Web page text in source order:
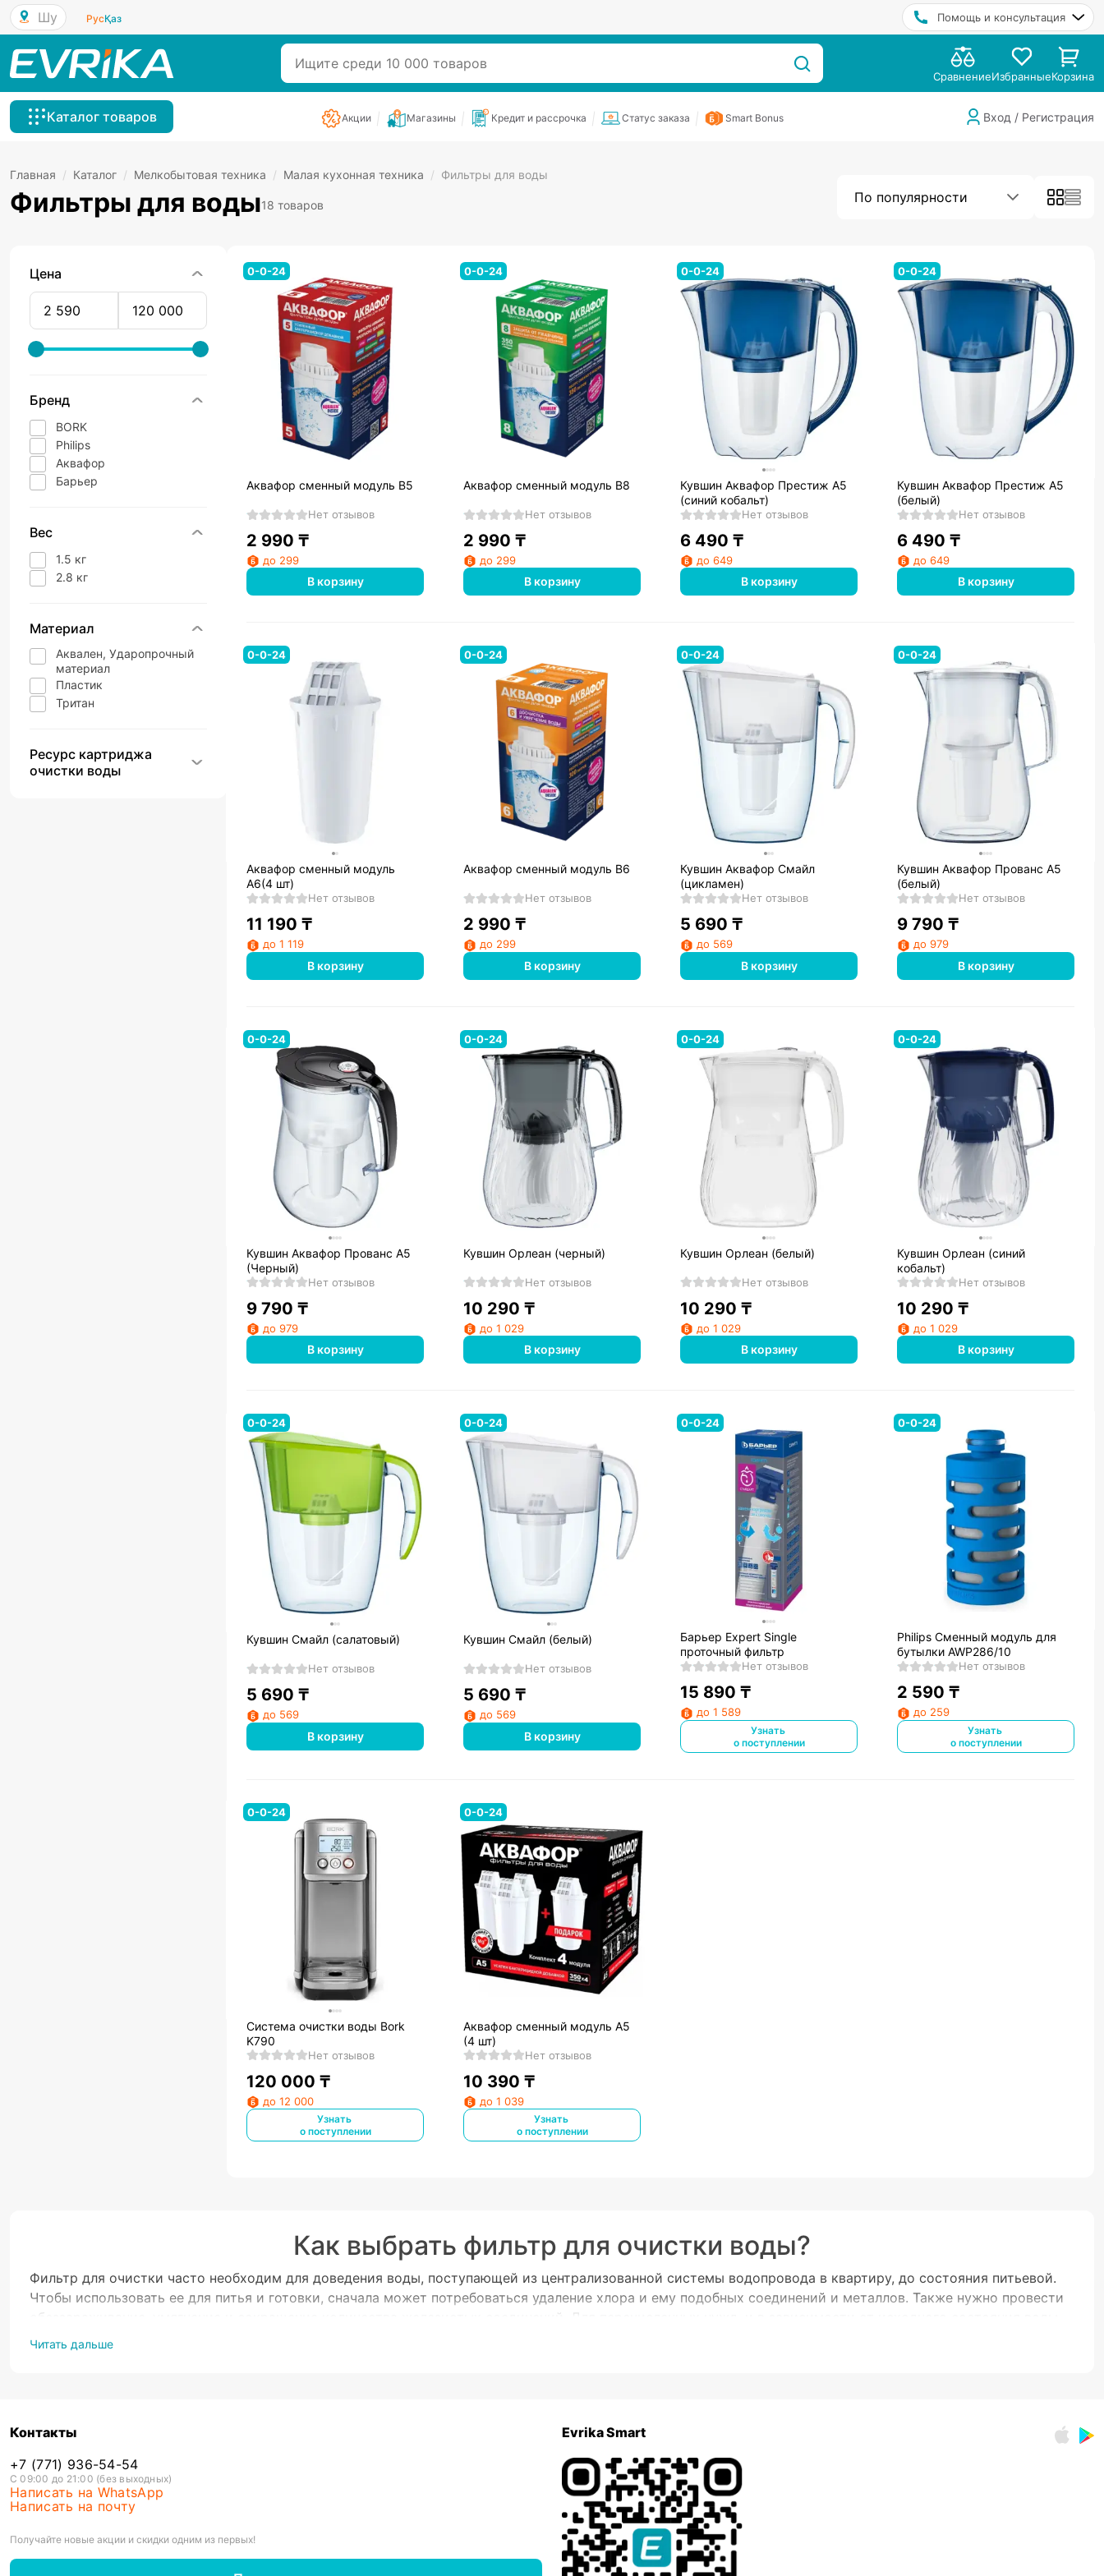
Шу РусҚаз Помощь и консультация
СравнениеИзбранныеКорзина
Каталог товаров Акции Магазины Кредит и рассрочка Статус заказа Smart Bonus Вход / Регистрация
Главная / Каталог / Мелкобытовая техника / Малая кухонная техника / Фильтры для воды
Фильтры для воды18 товаров По популярности
Цена
Бренд
BORK
Philips
Аквафор
Барьер
Вес
1.5 кг
2.8 кг
Материал
Аквален, Ударопрочный
материал
Пластик
Тритан
Ресурс картриджа
очистки воды
0-0-24
Аквафор сменный модуль B5
Нет отзывов
2 990 ₸
до 299
В корзину
0-0-24
Аквафор сменный модуль B8
Нет отзывов
2 990 ₸
до 299
В корзину
0-0-24
Кувшин Аквафор Престиж А5
(синий кобальт)
Нет отзывов
6 490 ₸
до 649
В корзину
0-0-24
Кувшин Аквафор Престиж А5
(белый)
Нет отзывов
6 490 ₸
до 649
В корзину
0-0-24
Аквафор сменный модуль
А6(4 шт)
Нет отзывов
11 190 ₸
до 1 119
В корзину
0-0-24
Аквафор сменный модуль B6
Нет отзывов
2 990 ₸
до 299
В корзину
0-0-24
Кувшин Аквафор Смайл
(цикламен)
Нет отзывов
5 690 ₸
до 569
В корзину
0-0-24
Кувшин Аквафор Прованс А5
(белый)
Нет отзывов
9 790 ₸
до 979
В корзину
0-0-24
Кувшин Аквафор Прованс А5
(Черный)
Нет отзывов
9 790 ₸
до 979
В корзину
0-0-24
Кувшин Орлеан (черный)
Нет отзывов
10 290 ₸
до 1 029
В корзину
0-0-24
Кувшин Орлеан (белый)
Нет отзывов
10 290 ₸
до 1 029
В корзину
0-0-24
Кувшин Орлеан (синий
кобальт)
Нет отзывов
10 290 ₸
до 1 029
В корзину
0-0-24
Кувшин Смайл (салатовый)
Нет отзывов
5 690 ₸
до 569
В корзину
0-0-24
Кувшин Смайл (белый)
Нет отзывов
5 690 ₸
до 569
В корзину
0-0-24
Барьер Expert Single
проточный фильтр
Нет отзывов
15 890 ₸
до 1 589
Узнать
о поступлении
0-0-24
Philips Сменный модуль для
бутылки AWP286/10
Нет отзывов
2 590 ₸
до 259
Узнать
о поступлении
0-0-24
Система очистки воды Bork
K790
Нет отзывов
120 000 ₸
до 12 000
Узнать
о поступлении
0-0-24
Аквафор сменный модуль А5
(4 шт)
Нет отзывов
10 390 ₸
до 1 039
Узнать
о поступлении
Как выбрать фильтр для очистки воды?
Фильтр для очистки часто необходим для доведения воды, поступающей из централизованной системы водопровода в квартиру, до состояния питьевой.
Чтобы использовать ее для питья и готовки, сначала может потребоваться удаление хлора и ему подобных соединений и металлов. Также нужно провести
обеззараживание, умягчение и сокращение количества железистых соединений. Для перечисленных нужд, и в зависимости от исходного состояния воды
(которое бывает весьма неоднородным), используются различные фильтрующие системы:
солевых, известковых отложений из труб водопровода, а также частицы глины и песка, проходящие из природных резервуаров. Обеспечивает
организму человека.
Относится к наиболее частым в использовании фильтрам воды. Представляет собой емкость (чаще всего пластиковую), куда помещен очищающий
картридж. Эту разновидность не нужно подсоединять к водопроводу, это его преимущество. Есть недостаток, низкая скорость водоподготовки,
Читать дальше
Контакты
+7 (771) 936-54-54
С 09:00 до 21:00 (без выходных)
Написать на WhatsApp
Написать на почту
Получайте новые акции и скидки одним из первых!
Evrika Smart